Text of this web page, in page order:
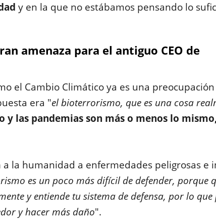
y en la que no estábamos pensando lo
amenaza para el antiguo CEO de
el Cambio Climático ya es una
era "el bioterrorismo, que es una cosa
y las pandemias son más o menos lo
la humanidad a enfermedades peligrosas e
es un poco más difícil de defender, porque
y entiende tu sistema de defensa, por lo que
y hacer más daño".